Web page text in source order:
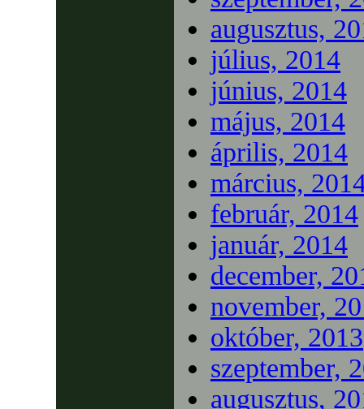
augusztus,
július, 2014
június, 2014
május, 2014
április, 2014
március,
február, 2014
január, 2014
december,
november,
október, 2013
szeptember,
augusztus,